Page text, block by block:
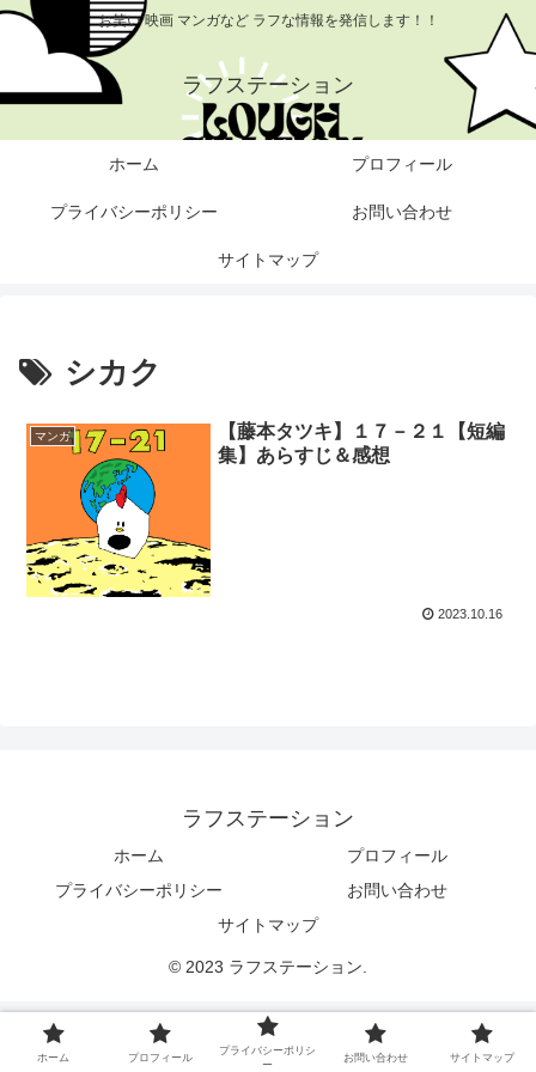
お笑い 映画 マンガなど ラフな情報を発信します！！
ラフステーション
ホーム プロフィール
プライバシーポリシー お問い合わせ
サイトマップ
シカク
マンガ
【藤本タツキ】１７－２１【短編
集】あらすじ＆感想
2023.10.16
ラフステーション
ホーム
プロフィール
プライバシーポリシー
お問い合わせ
サイトマップ
© 2023 ラフステーション.
ホーム プロフィール
プライバシーポリシ
ー
お問い合わせ サイトマップ